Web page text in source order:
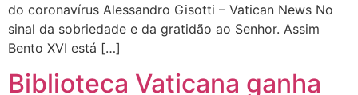
do coronavírus Alessandro Gisotti – Vatican News No
sinal da sobriedade e da gratidão ao Senhor. Assim
Bento XVI está […]
Biblioteca Vaticana ganha